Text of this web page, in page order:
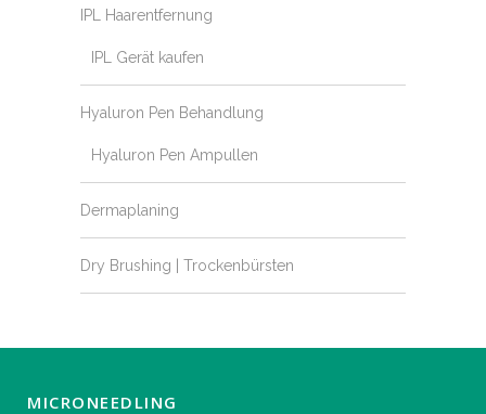
IPL Haarentfernung
IPL Gerät kaufen
Hyaluron Pen Behandlung
Hyaluron Pen Ampullen
Dermaplaning
Dry Brushing | Trockenbürsten
MICRONEEDLING